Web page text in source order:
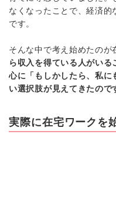
なくなったことで、経済
です。
そんな中で考え始めたのが
ら収入を得ている人がい
心に「もしかしたら、私に
い選択肢が見えてきたので
実際に在宅ワークを